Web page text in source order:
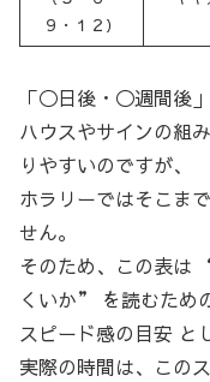
９・１２）
「◯日後・◯週間後
ハウスやサインの組
りやすいのですが、
ホラリーではそこま
せん。
そのため、この表は
くいか” を読むため
スピード感の目安 と
実際の時間は、この